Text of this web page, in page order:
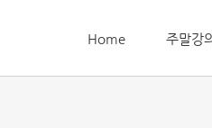
Home 주말강